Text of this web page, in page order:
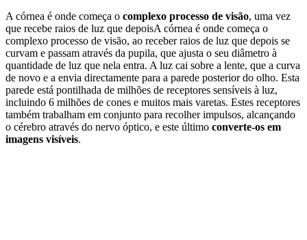
A córnea é onde começa o complexo processo de visão, uma vez
que recebe raios de luz que depoisA córnea é onde começa o
complexo processo de visão, ao receber raios de luz que depois se
curvam e passam através da pupila, que ajusta o seu diâmetro à
quantidade de luz que nela entra. A luz cai sobre a lente, que a curva
de novo e a envia directamente para a parede posterior do olho. Esta
parede está pontilhada de milhões de receptores sensíveis à luz,
incluindo 6 milhões de cones e muitos mais varetas. Estes receptores
também trabalham em conjunto para recolher impulsos, alcançando
o cérebro através do nervo óptico, e este último converte-os em
imagens visíveis.